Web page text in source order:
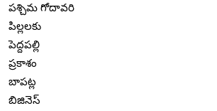
పశ్చిమ గోదావరి
పిల్లలకు
పెద్దపల్లి
ప్రకాశం
బాపట్ల
బిజినెస్